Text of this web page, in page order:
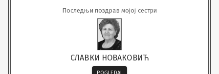
Последњи поздрав мојој сестри
СЛАВКИ НОВАКОВИЋ